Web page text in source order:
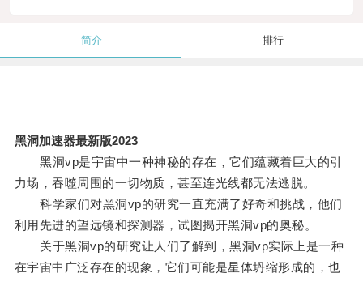
简介 排行
黑洞加速器最新版2023
黑洞vp是宇宙中一种神秘的存在，它们蕴藏着巨大的引
力场，吞噬周围的一切物质，甚至连光线都无法逃脱。
科学家们对黑洞vp的研究一直充满了好奇和挑战，他们
利用先进的望远镜和探测器，试图揭开黑洞vp的奥秘。
关于黑洞vp的研究让人们了解到，黑洞vp实际上是一种
在宇宙中广泛存在的现象，它们可能是星体坍缩形成的，也